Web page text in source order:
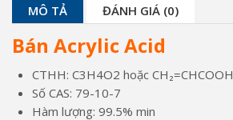
MÔ TẢ ĐÁNH GIÁ (0)
Bán Acrylic Acid
CTHH: C3H4O2 hoặc CH₂=CHCOOH
Số CAS: 79-10-7
Hàm lượng: 99.5% min